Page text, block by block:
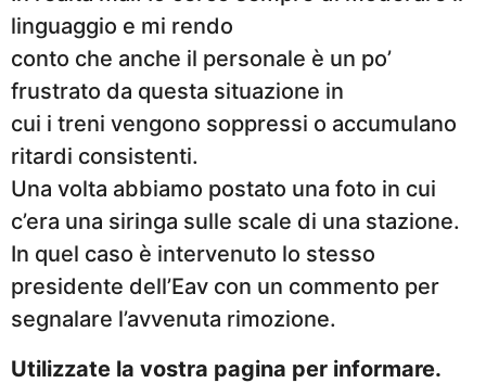
linguaggio e mi rendo
conto che anche il personale è un po’
frustrato da questa situazione in
cui i treni vengono soppressi o accumulano
ritardi consistenti.
Una volta abbiamo postato una foto in cui
c’era una siringa sulle scale di una stazione.
In quel caso è intervenuto lo stesso
presidente dell’Eav con un commento per
segnalare l’avvenuta rimozione.
Utilizzate la vostra pagina per informare.